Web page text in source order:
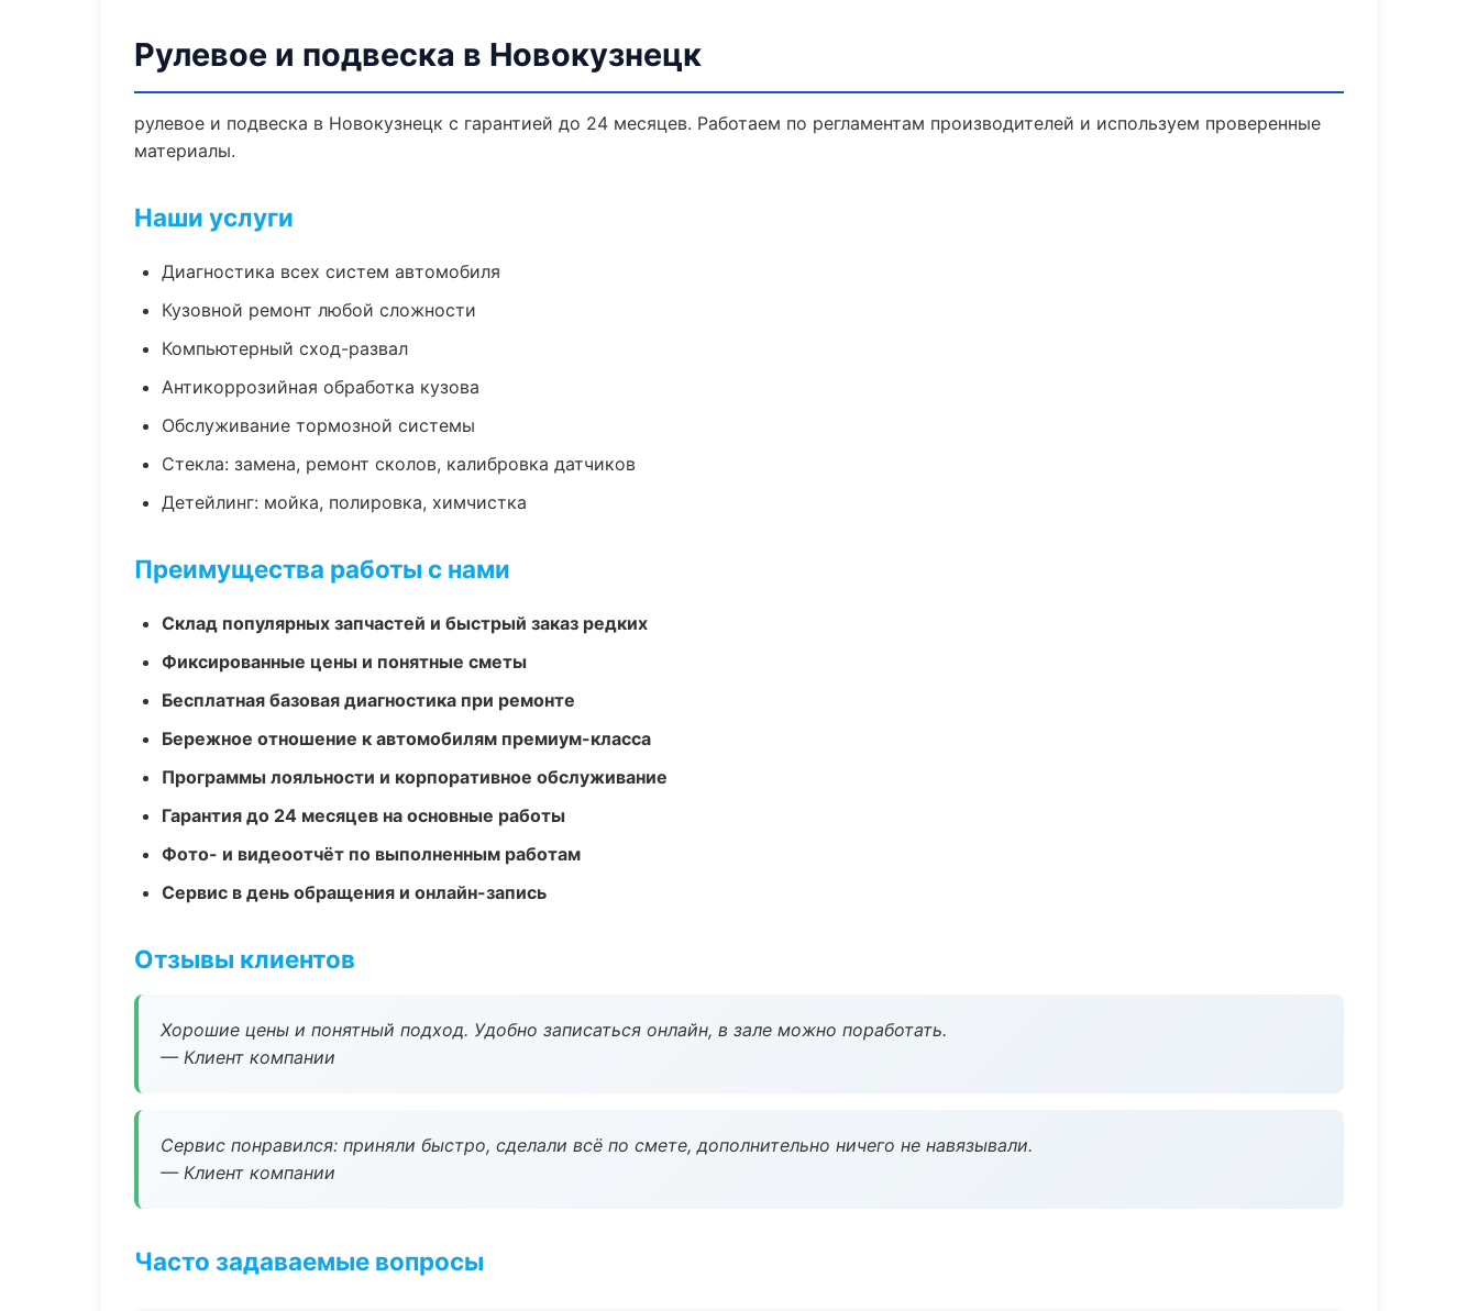
Рулевое и подвеска в Новокузнецк
рулевое и подвеска в Новокузнецк с гарантией до 24 месяцев. Работаем по регламентам производителей и используем проверенные
материалы.
Наши услуги
Диагностика всех систем автомобиля
Кузовной ремонт любой сложности
Компьютерный сход-развал
Антикоррозийная обработка кузова
Обслуживание тормозной системы
Стекла: замена, ремонт сколов, калибровка датчиков
Детейлинг: мойка, полировка, химчистка
Преимущества работы с нами
Склад популярных запчастей и быстрый заказ редких
Фиксированные цены и понятные сметы
Бесплатная базовая диагностика при ремонте
Бережное отношение к автомобилям премиум-класса
Программы лояльности и корпоративное обслуживание
Гарантия до 24 месяцев на основные работы
Фото- и видеоотчёт по выполненным работам
Сервис в день обращения и онлайн-запись
Отзывы клиентов
Хорошие цены и понятный подход. Удобно записаться онлайн, в зале можно поработать.
— Клиент компании
Сервис понравился: приняли быстро, сделали всё по смете, дополнительно ничего не навязывали.
— Клиент компании
Часто задаваемые вопросы